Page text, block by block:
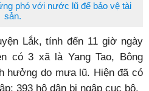
phó với nước lũ để bảo vệ tài
sản.
Lắk, tính đến 11 giờ ngày
có 3 xã là Yang Tao, Bông
hưởng do mưa lũ. Hiện đã có
393 hộ dân bị ngập cục bộ.